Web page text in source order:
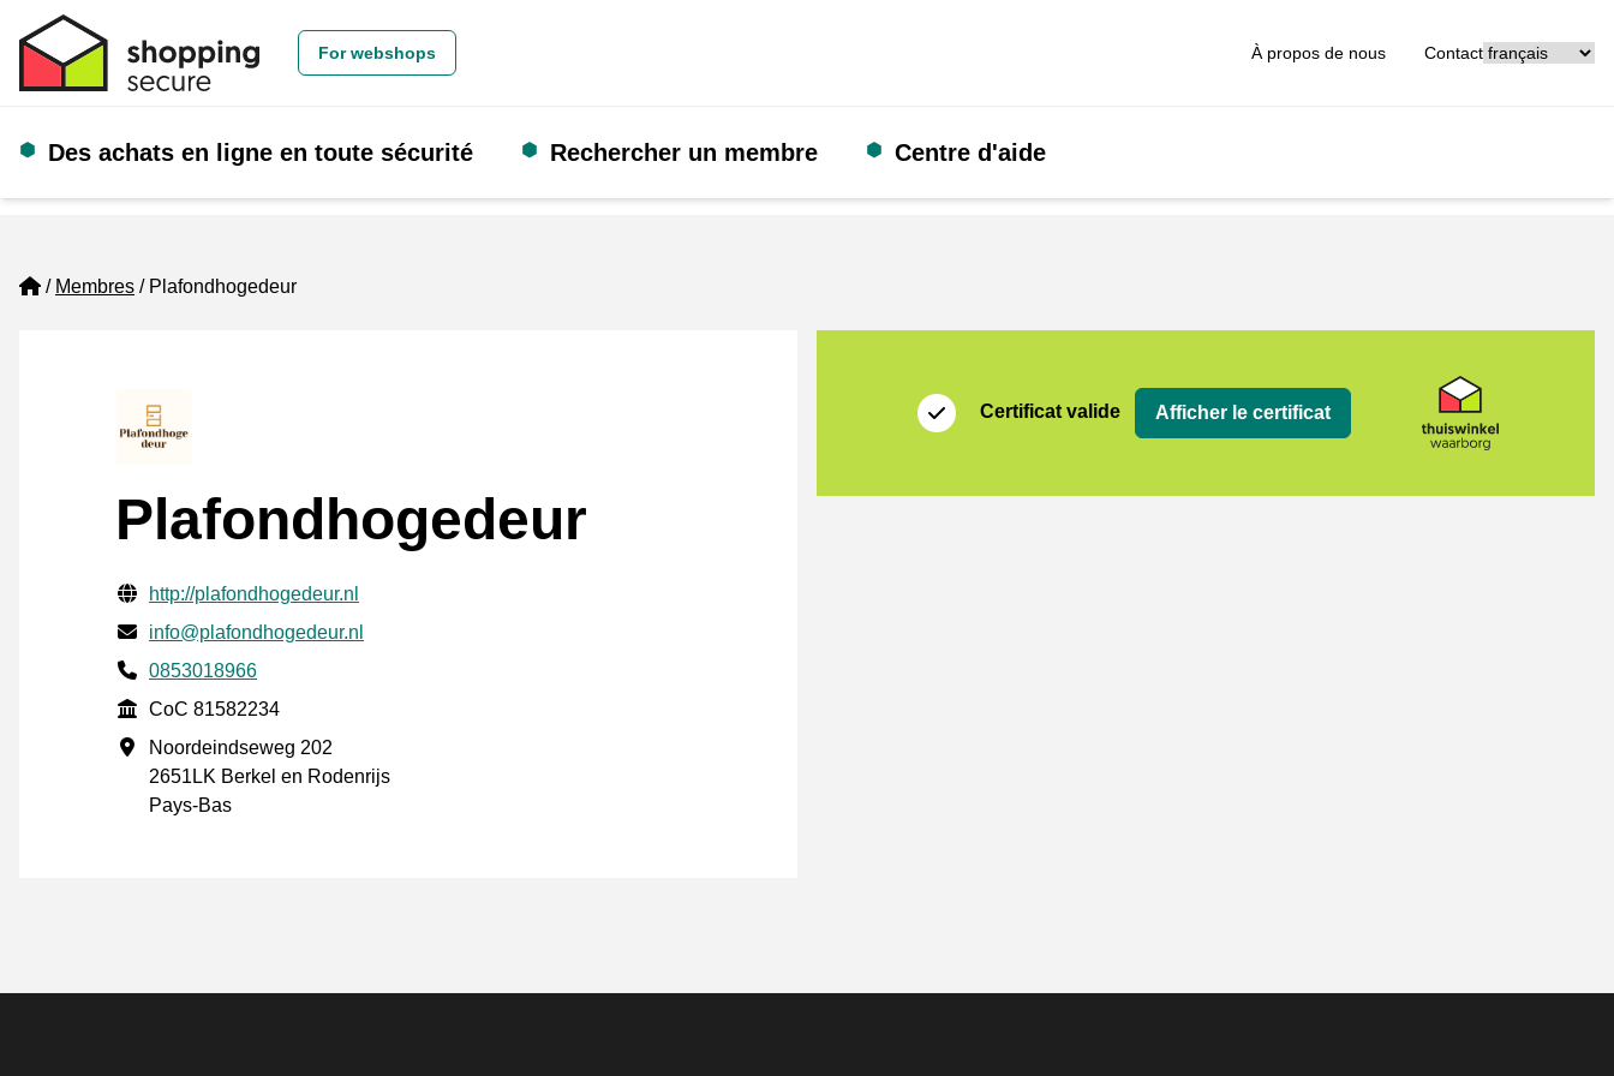
For webshops À propos de nous Contact
Des achats en ligne en toute sécurité Rechercher un membre Centre d'aide
Home
Membres Plafondhogedeur
Plafondhogedeur
Informations de contact vérifiées
Website URL
http://plafondhogedeur.nl
E-mail
info@plafondhogedeur.nl
Phone number
0853018966
CoC
CoC 81582234
Adresse professionnelle
Noordeindseweg 202
2651LK Berkel en Rodenrijs
Pays-Bas
Certificat valide Afficher le certificat